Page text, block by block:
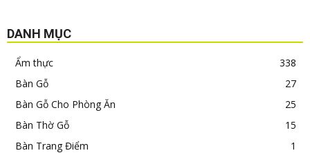
DANH MỤC
Ẩm thực
338
Bàn Gỗ
27
Bàn Gỗ Cho Phòng Ăn
25
Bàn Thờ Gỗ
15
Bàn Trang Điểm
1